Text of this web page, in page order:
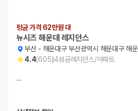
평균 가격 62만원 대
뉴시즈 해운대 레지던스
부산- 해운대구 부산광역시 해운대구 해
4.4(605)4성급레지던스/아파트
…